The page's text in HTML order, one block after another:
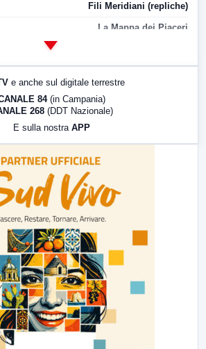
Fili Meridiani (repliche)
La Mappa dei Piaceri
e anche sul digitale terrestre
84 (in Campania)
268 (DDT Nazionale)
E sulla nostra APP